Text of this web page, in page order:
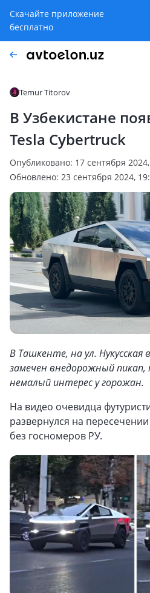
Скачайте приложение
бесплатно
Temur Titorov
В Узбекистане
Tesla Cybertruck
Опубликовано: 17 сентября
Обновлено: 23 сентября 2024,
В Ташкенте, на ул. Нукусская
замечен внедорожный
немалый интерес у горожан.
На видео очевидца
развернулся на
без госномеров РУ.